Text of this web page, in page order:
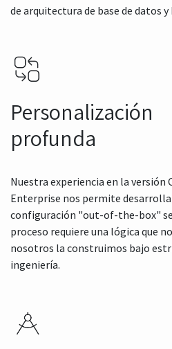
de arquitectura de base de datos y
Personalización
profunda
Nuestra experiencia en la versión
Enterprise nos permite
configuración "out-of-the-box" se
proceso requiere una lógica que
nosotros la construimos bajo
ingeniería.